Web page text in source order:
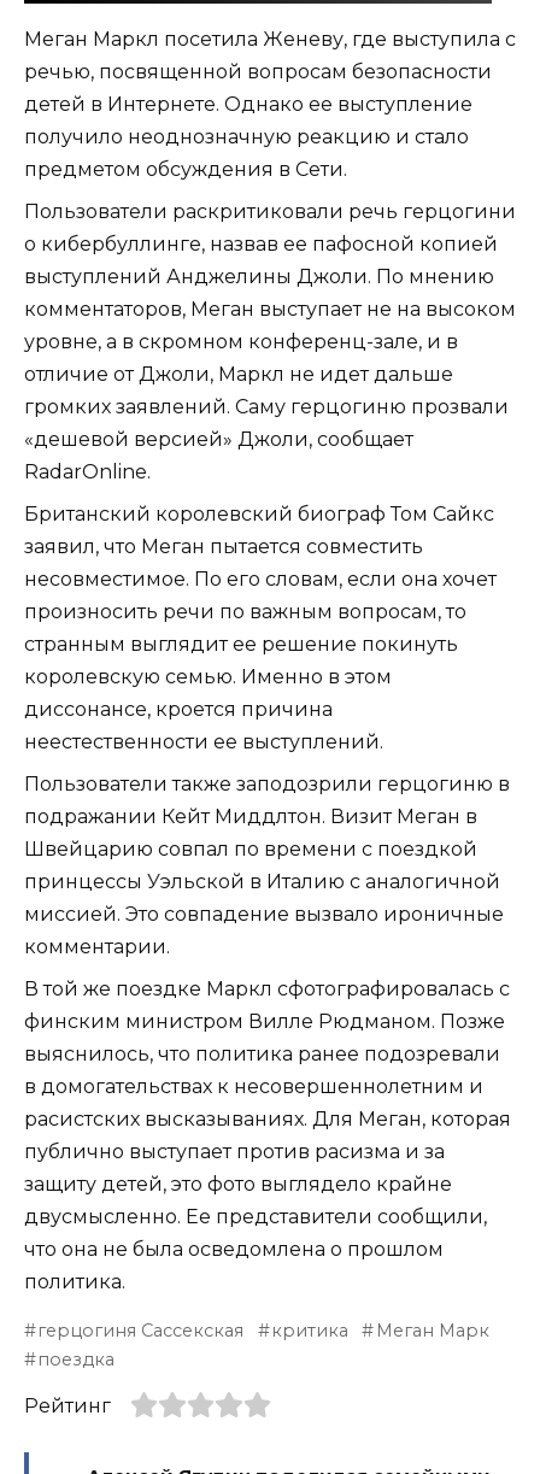
Меган Маркл посетила Женеву, где выступила с
речью, посвященной вопросам безопасности
детей в Интернете. Однако ее выступление
получило неоднозначную реакцию и стало
предметом обсуждения в Сети.
Пользователи раскритиковали речь герцогини
о кибербуллинге, назвав ее пафосной копией
выступлений Анджелины Джоли. По мнению
комментаторов, Меган выступает не на высоком
уровне, а в скромном конференц-зале, и в
отличие от Джоли, Маркл не идет дальше
громких заявлений. Саму герцогиню прозвали
«дешевой версией» Джоли, сообщает
RadarOnline.
Британский королевский биограф Том Сайкс
заявил, что Меган пытается совместить
несовместимое. По его словам, если она хочет
произносить речи по важным вопросам, то
странным выглядит ее решение покинуть
королевскую семью. Именно в этом
диссонансе, кроется причина
неестественности ее выступлений.
Пользователи также заподозрили герцогиню в
подражании Кейт Миддлтон. Визит Меган в
Швейцарию совпал по времени с поездкой
принцессы Уэльской в Италию с аналогичной
миссией. Это совпадение вызвало ироничные
комментарии.
В той же поездке Маркл сфотографировалась с
финским министром Вилле Рюдманом. Позже
выяснилось, что политика ранее подозревали
в домогательствах к несовершеннолетним и
расистских высказываниях. Для Меган, которая
публично выступает против расизма и за
защиту детей, это фото выглядело крайне
двусмысленно. Ее представители сообщили,
что она не была осведомлена о прошлом
политика.
герцогиня Сассекская критика
Меган Марк
поездка
Рейтинг